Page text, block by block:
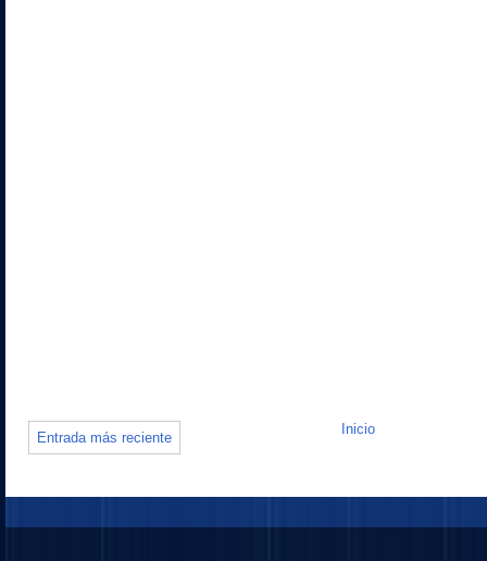
Entrada más reciente
Inicio